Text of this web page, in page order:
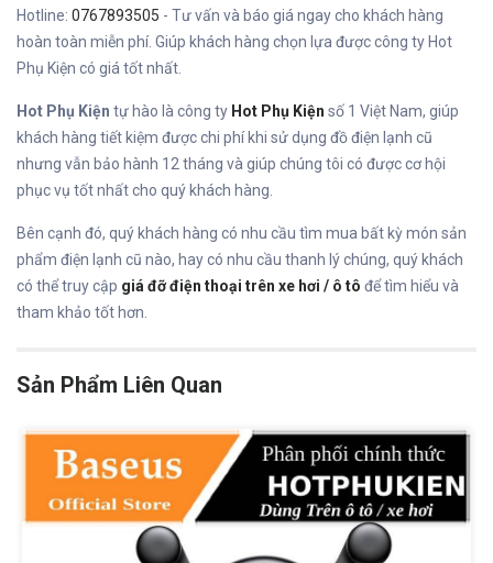
Hotline: 0767893505 - Tư vấn và báo giá ngay cho khách hàng
hoàn toàn miễn phí. Giúp khách hàng chọn lựa được công ty Hot
Phụ Kiện có giá tốt nhất.
Hot Phụ Kiện tự hào là công ty Hot Phụ Kiện số 1 Việt Nam, giúp
khách hàng tiết kiệm được chi phí khi sử dụng đồ điện lạnh cũ
nhưng vẫn bảo hành 12 tháng và giúp chúng tôi có được cơ hội
phục vụ tốt nhất cho quý khách hàng.
Bên cạnh đó, quý khách hàng có nhu cầu tìm mua bất kỳ món sản
phẩm điện lạnh cũ nào, hay có nhu cầu thanh lý chúng, quý khách
có thể truy cập giá đỡ điện thoại trên xe hơi / ô tô để tìm hiểu và
tham khảo tốt hơn.
Sản Phẩm Liên Quan